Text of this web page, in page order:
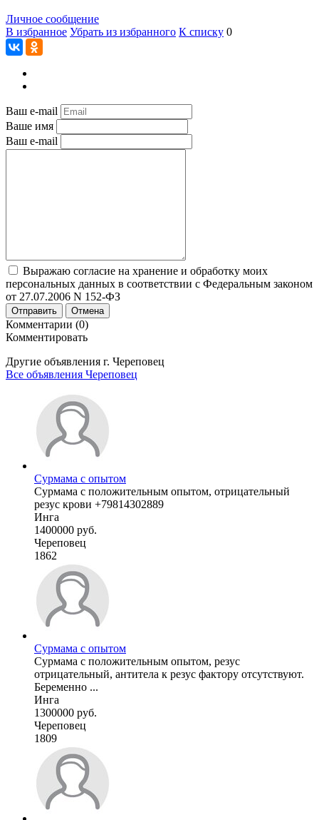
Личное сообщение
В избранное Убрать из избранного К списку 0
Ваш e-mail
Ваше имя
Ваш e-mail
Выражаю согласие на хранение и обработку моих
персональных данных в соответствии с Федеральным законом
от 27.07.2006 N 152-ФЗ
Отправить Отмена
Комментарии (0)
Комментировать
Другие объявления г. Череповец
Все объявления Череповец
Сурмама с опытом
Сурмама с положительным опытом, отрицательный
резус крови +79814302889
Инга
1400000 руб.
Череповец
1862
Сурмама с опытом
Сурмама с положительным опытом, резус
отрицательный, антитела к резус фактору отсутствуют.
Беременно ...
Инга
1300000 руб.
Череповец
1809